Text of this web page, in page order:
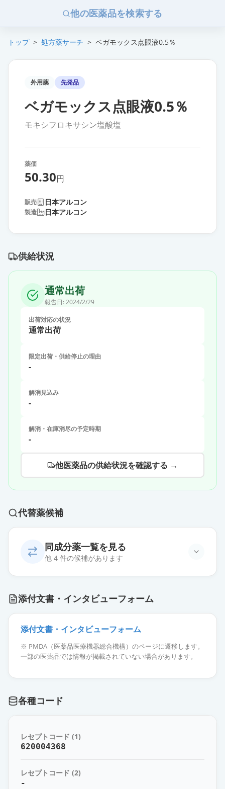
他の医薬品を検索する
トップ > 処方薬サーチ > ベガモックス点眼液0.5％
外用薬 先発品
ベガモックス点眼液0.5％
モキシフロキサシン塩酸塩
薬価
50.30円
販売 日本アルコン
製造 日本アルコン
供給状況
通常出荷
報告日: 2024/2/29
出荷対応の状況
通常出荷
限定出荷・供給停止の理由
-
解消見込み
-
解消・在庫消尽の予定時期
-
他医薬品の供給状況を確認する →
代替薬候補
同成分薬一覧を見る
他 4 件の候補があります
「ニットー」
薬価 23.50 円
「日点」
薬価 23.50 円
通常出荷
「サンド」
アベロックス錠400mg
薬価 187.90 円
添付文書・インタビューフォーム
添付文書・インタビューフォーム
※ PMDA（医薬品医療機器総合機構）のページに遷移します。
一部の医薬品では情報が掲載されていない場合があります。
各種コード
レセプトコード (1)
620004368
レセプトコード (2)
-